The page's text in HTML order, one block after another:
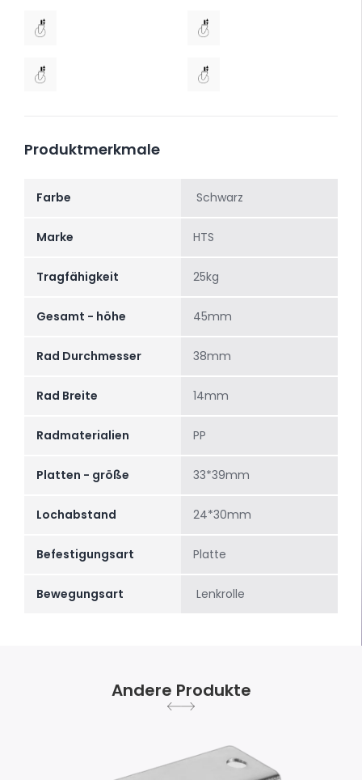
Produktmerkmale
Farbe Schwarz
Marke HTS
Tragfähigkeit 25kg
Gesamt - höhe 45mm
Rad Durchmesser 38mm
Rad Breite 14mm
Radmaterialien PP
Platten - größe 33*39mm
Lochabstand 24*30mm
Befestigungsart Platte
Bewegungsart Lenkrolle
Andere Produkte